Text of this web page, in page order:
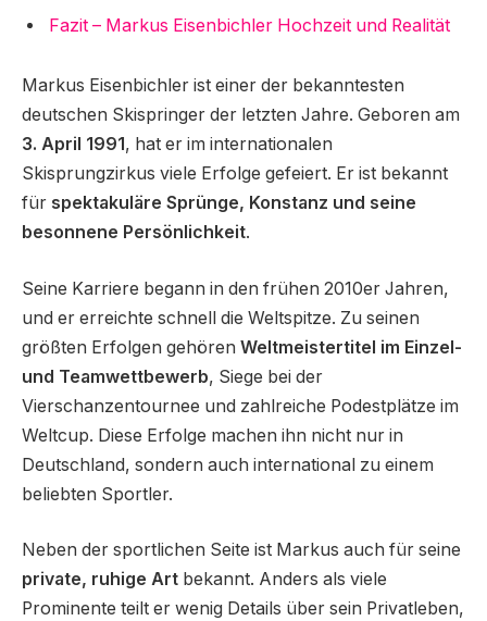
Fazit – Markus Eisenbichler Hochzeit und Realität
Markus Eisenbichler ist einer der bekanntesten
deutschen Skispringer der letzten Jahre. Geboren am
3. April 1991 , hat er im internationalen
Skisprungzirkus viele Erfolge gefeiert. Er ist bekannt
für spektakuläre Sprünge, Konstanz und seine
besonnene Persönlichkeit.
Seine Karriere begann in den frühen 2010er Jahren,
und er erreichte schnell die Weltspitze. Zu seinen
größten Erfolgen gehören Weltmeistertitel im Einzel-
und Teamwettbewerb, Siege bei der
Vierschanzentournee und zahlreiche Podestplätze im
Weltcup. Diese Erfolge machen ihn nicht nur in
Deutschland, sondern auch international zu einem
beliebten Sportler.
Neben der sportlichen Seite ist Markus auch für seine
private, ruhige Art bekannt. Anders als viele
Prominente teilt er wenig Details über sein Privatleben,